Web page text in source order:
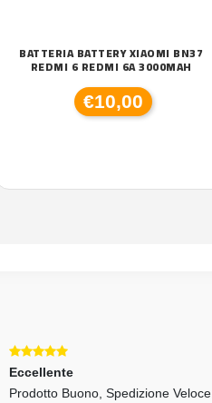
BATTERIA BATTERY XIAOMI BN37
REDMI 6 REDMI 6A 3000MAH
€10,00
Eccellente
Prodotto Buono, Spedizione Veloce.